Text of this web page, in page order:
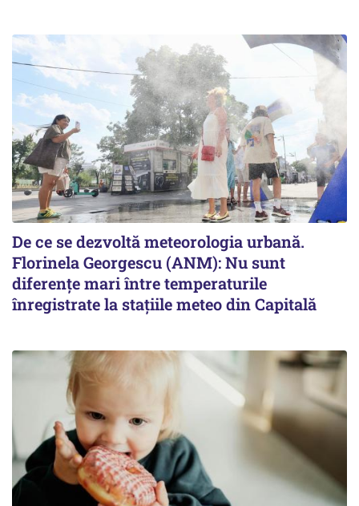
De ce se dezvoltă meteorologia urbană.
Florinela Georgescu (ANM): Nu sunt
diferențe mari între temperaturile
înregistrate la stațiile meteo din Capitală